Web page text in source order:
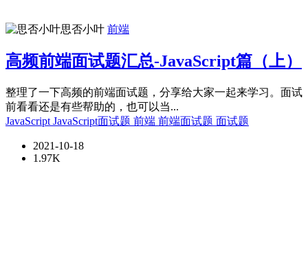
思否小叶 前端
高频前端面试题汇总-JavaScript篇（上）
整理了一下高频的前端面试题，分享给大家一起来学习。面试
前看看还是有些帮助的，也可以当...
JavaScript JavaScript面试题 前端 前端面试题 面试题
2021-10-18
1.97K